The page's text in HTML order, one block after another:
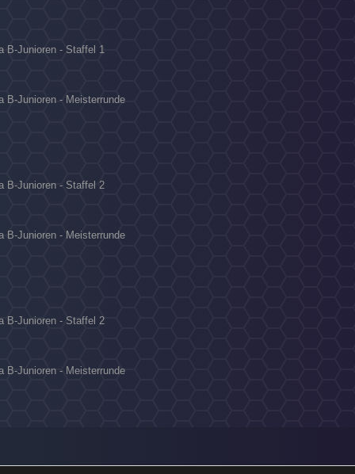
B-Junioren - Staffel 1
B-Junioren - Meisterrunde
B-Junioren - Staffel 2
B-Junioren - Meisterrunde
B-Junioren - Staffel 2
B-Junioren - Meisterrunde